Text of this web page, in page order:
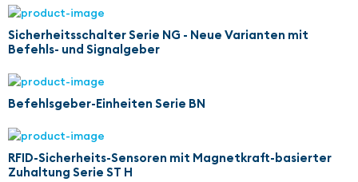
Sicherheitsschalter Serie NG - Neue Varianten mit
Befehls- und Signalgeber
Befehlsgeber-Einheiten Serie BN
RFID-Sicherheits-Sensoren mit Magnetkraft-basierter
Zuhaltung Serie ST H